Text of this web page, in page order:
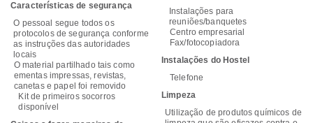
Características de segurança
O pessoal segue todos os
protocolos de segurança conforme
as instruções das autoridades
locais
O material partilhado tais como
ementas impressas, revistas,
canetas e papel foi removido
Kit de primeiros socorros
disponível
Instalações para
reuniões/banquetes
Centro empresarial
Fax/fotocopiadora
Instalações do Hostel
Telefone
Limpeza
Utilização de produtos químicos de